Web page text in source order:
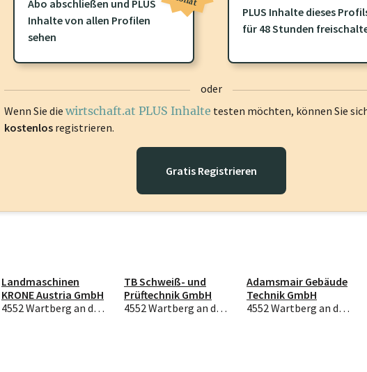
Für dieses Profil gibt es zusätzliche wirtschaft.at PLUS Inhaltedie Sie
frei oder loggen Sie sich ein um diese Inhalte zu sehen.
Abo abschließen und PLUS
Inhalte von allen Profilen
sehen
PLUS Inhalte dieses
für 48 Stunden
oder
Wenn Sie die wirtschaft.at PLUS Inhalte testen möchten, können Sie
kostenlos registrieren.
Gratis Registrieren
Landmaschinen
KRONE Austria GmbH
4552 Wartberg an der Krems
TB Schweiß- und
Prüftechnik GmbH
4552 Wartberg an der Krems
Adamsmair Gebäude
Technik GmbH
4552 Wartberg an der Krems